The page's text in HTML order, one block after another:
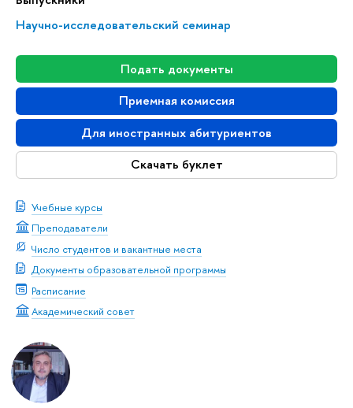
Научно-исследовательский семинар
Подать документы
Приемная комиссия
Для иностранных абитуриентов
Скачать буклет
Учебные курсы
Преподаватели
Число студентов и вакантные места
Документы образовательной программы
Расписание
Академический совет